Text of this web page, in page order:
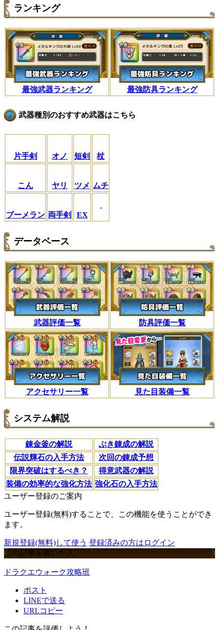
ランキング
最強武器ランキング 最強防具ランキング
武器種別のおすすめ武器はこちら
片手剣 オノ 短剣 杖
こん ヤリ ツメ ムチ
ブーメラン 両手剣 EX
-
データベース
武器評価一覧 防具評価一覧
アクセサリー一覧 見た目装備一覧
システム解説
錬金釜の解説
ぶき錬成の解説
伝説輝石の入手方法
次回の錬成予想
限界突破はするべき？
得意武器の解説
装備の効率的な強化方法 強化石の入手方法
ユーザー登録のご案内
ユーザー登録(無料)することで、この機能を使うことができ
ます。
新規登録(無料)して使う 登録済みの方はログイン
この記事を書いた人
ドラクエウォーク攻略班
ポスト
LINEで送る
URLコピー